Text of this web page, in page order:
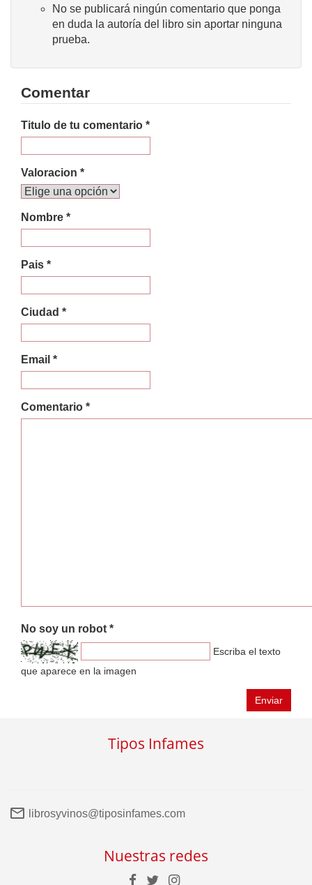
No se publicará ningún comentario que ponga
en duda la autoría del libro sin aportar ninguna
prueba.
Comentar
Titulo de tu comentario *
Valoracion *
Nombre *
Pais *
Ciudad *
Email *
Comentario *
No soy un robot *
Escriba el texto
que aparece en la imagen
Enviar
Tipos Infames
librosyvinos@tiposinfames.com
Nuestras redes